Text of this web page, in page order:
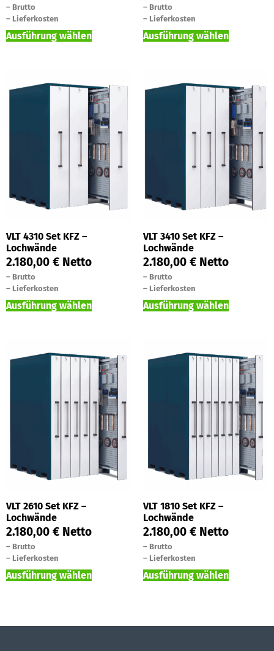
– Brutto
– Lieferkosten
Ausführung wählen
– Brutto
– Lieferkosten
Ausführung wählen
VLT 4310 Set KFZ –
Lochwände
2.180,00 € Netto
– Brutto
– Lieferkosten
Ausführung wählen
VLT 3410 Set KFZ –
Lochwände
2.180,00 € Netto
– Brutto
– Lieferkosten
Ausführung wählen
VLT 2610 Set KFZ –
Lochwände
2.180,00 € Netto
– Brutto
– Lieferkosten
Ausführung wählen
VLT 1810 Set KFZ –
Lochwände
2.180,00 € Netto
– Brutto
– Lieferkosten
Ausführung wählen